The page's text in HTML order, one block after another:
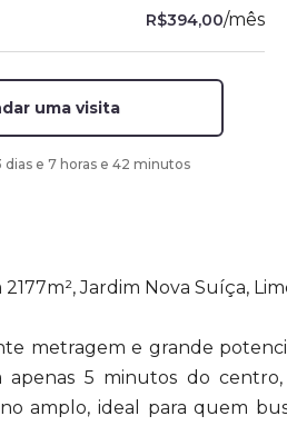
R$394,00/mês
uma visita
dias e 7 horas e 42 minutos
Jardim Nova Suíça,
metragem e grande
apenas 5 minutos do
amplo, ideal para quem